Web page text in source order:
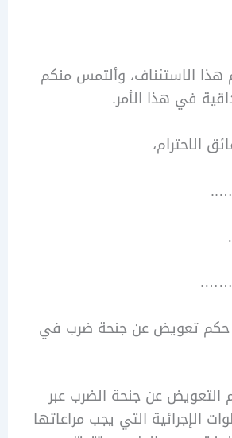
وألتمس منكم
الأمر.
عن جنحة ضرب في
عن جنحة الضرب عبر
التي يجب مراعاتها